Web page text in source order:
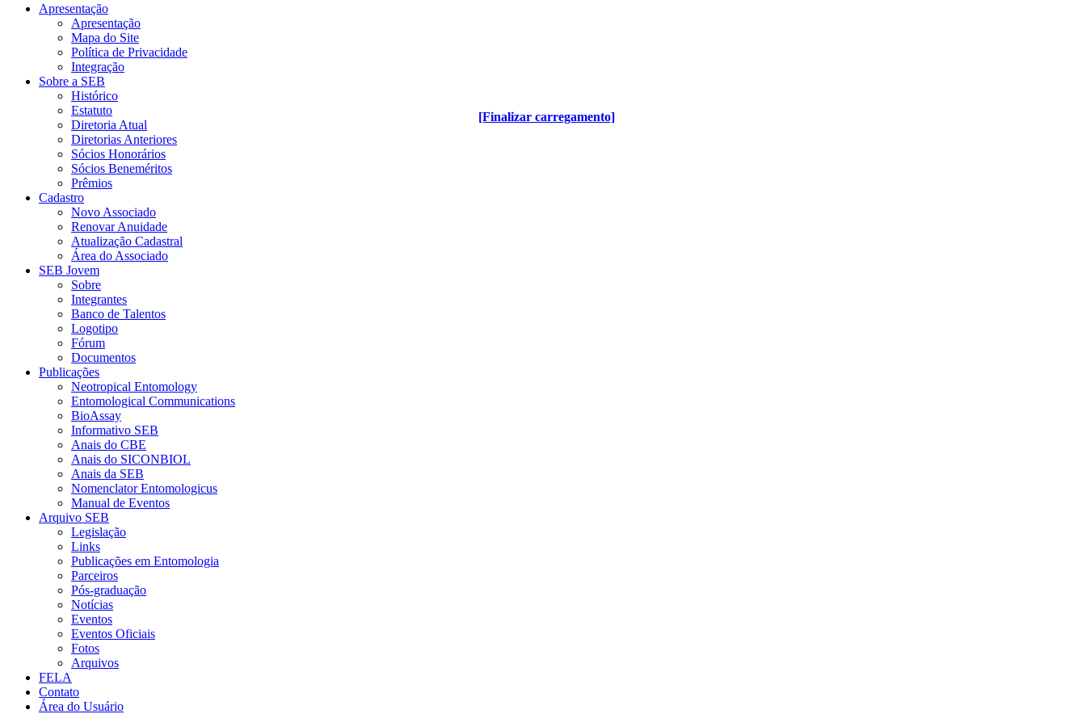
[Finalizar carregamento]
Apresentação
Apresentação
Mapa do Site
Política de Privacidade
Integração
Sobre a SEB
Histórico
Estatuto
Diretoria Atual
Diretorias Anteriores
Sócios Honorários
Sócios Beneméritos
Prêmios
Cadastro
Novo Associado
Renovar Anuidade
Atualização Cadastral
Área do Associado
SEB Jovem
Sobre
Integrantes
Banco de Talentos
Logotipo
Fórum
Documentos
Publicações
Neotropical Entomology
Entomological Communications
BioAssay
Informativo SEB
Anais do CBE
Anais do SICONBIOL
Anais da SEB
Nomenclator Entomologicus
Manual de Eventos
Arquivo SEB
Legislação
Links
Publicações em Entomologia
Parceiros
Pós-graduação
Notícias
Eventos
Eventos Oficiais
Fotos
Arquivos
FELA
Contato
Área do Usuário